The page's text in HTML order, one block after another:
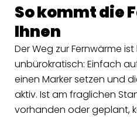
So kommt die
Ihnen
Der Weg zur Fernwärme
unbürokratisch: Einfach
einen Marker setzen und
aktiv. Ist am fraglichen
vorhanden oder geplant,